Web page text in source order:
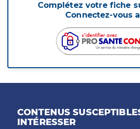
Complétez votre fiche
Connectez-vous
CONTENUS
INTÉRESSER